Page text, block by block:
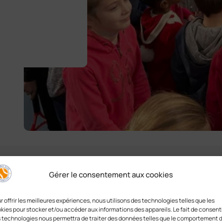
Gérer le consentement aux cookies
offrir les meilleures expériences, nous utilisons des technologies telles que les
pour stocker et/ou accéder aux informations des appareils. Le fait de
technologies nous permettra de traiter des données telles que le comportement
QUI S'ONT ILS ?